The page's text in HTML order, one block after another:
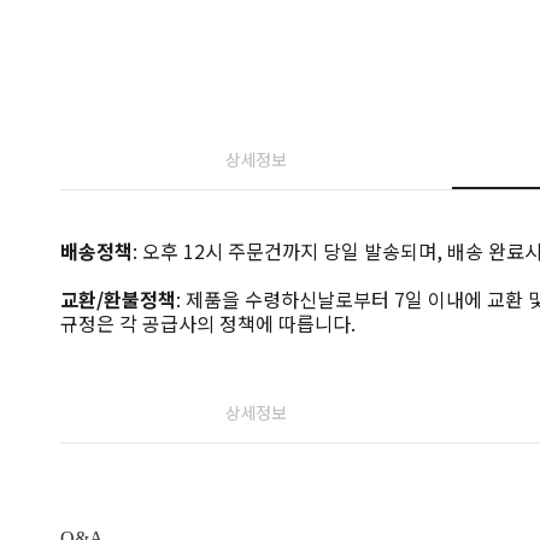
상세정보
배송정책: 오후 12시 주문건까지 당일 발송되며, 배송 완료
교환/환불정책: 제품을 수령하신날로부터 7일 이내에 교환
규정은 각 공급사의 정책에 따릅니다.
상세정보